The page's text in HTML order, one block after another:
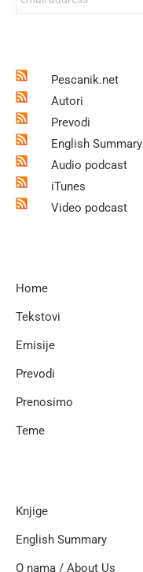
Pescanik.net
Autori
Prevodi
English Summary
Audio podcast
iTunes
Video podcast
Home
Tekstovi
Emisije
Prevodi
Prenosimo
Teme
Knjige
English Summary
O nama / About Us